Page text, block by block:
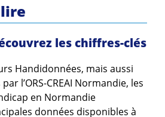
les chiffres-clés
Handidonnées, mais aussi
l’ORS-CREAI Normandie, les
en Normandie
données disponibles à